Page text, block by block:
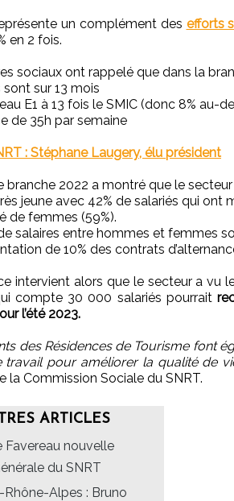
un complément des efforts
en 2 fois.
sociaux ont rappelé que dans la
sur 13 mois
E1 à 13 fois le SMIC (donc 8% au-
de 35h par semaine
: Stéphane Laugery, élu président
branche 2022 a montré que le secteur
jeune avec 42% de salariés qui ont
de femmes (59%).
salaires entre hommes et femmes
de 10% des contrats
intervient alors que le secteur a vu
compte 30 000 salariés pourrait
l’été 2023.
des Résidences de Tourisme font
pour améliorer la qualité de
la Commission Sociale du SNRT.
ARTICLES
Favereau nouvelle
du SNRT
Alpes : Bruno